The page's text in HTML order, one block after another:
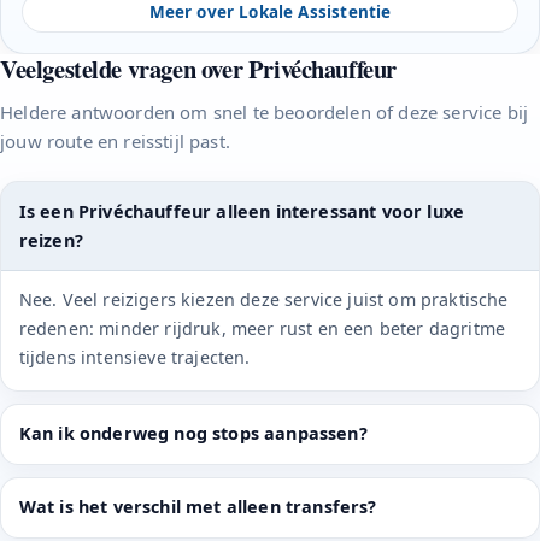
Meer over Lokale Assistentie
Veelgestelde vragen over Privéchauffeur
Heldere antwoorden om snel te beoordelen of deze service bij
jouw route en reisstijl past.
Is een Privéchauffeur alleen interessant voor luxe
reizen?
Nee. Veel reizigers kiezen deze service juist om praktische
redenen: minder rijdruk, meer rust en een beter dagritme
tijdens intensieve trajecten.
Kan ik onderweg nog stops aanpassen?
Wat is het verschil met alleen transfers?